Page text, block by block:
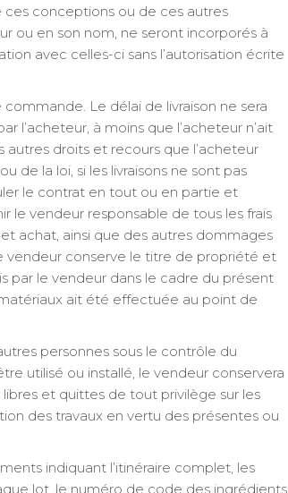
conceptions ou de ces autres
ou en son nom, ne seront incorporés à
avec celles-ci sans l’autorisation écrite
Le délai de livraison ne sera
l’acheteur, à moins que l’acheteur n’ait
droits et recours que l’acheteur
de la loi, si les livraisons ne sont pas
le contrat en tout ou en partie et
le vendeur responsable de tous les frais
achat, ainsi que des autres dommages
vendeur conserve le titre de propriété et
par le vendeur dans le cadre du présent
ait été effectuée au point de
personnes sous le contrôle du
utilisé ou installé, le vendeur conservera
et quittes de tout privilège sur les
des travaux en vertu des présentes ou
indiquant l’itinéraire complet, les
lot, le numéro de code des ingrédients